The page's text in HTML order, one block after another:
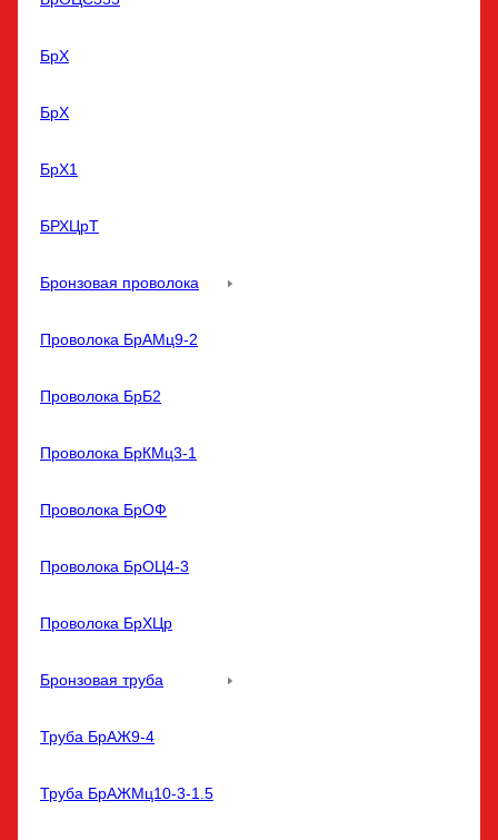
БрХ
БрХ
БрХ1
БРХЦрТ
Бронзовая проволока
Проволока БрАМц9-2
Проволока БрБ2
Проволока БрКМц3-1
Проволока БрОФ
Проволока БрОЦ4-3
Проволока БрХЦр
Бронзовая труба
Труба БрАЖ9-4
Труба БрАЖМц10-3-1.5